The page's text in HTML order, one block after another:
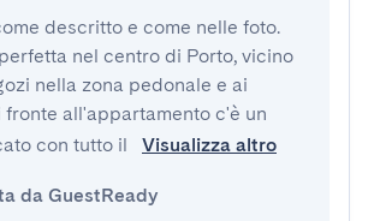
descritto e come nelle foto.
nel centro di Porto, vicino
nella zona pedonale e ai
fronte all'appartamento c'è un
con tutto il
Visualizza altro
da GuestReady